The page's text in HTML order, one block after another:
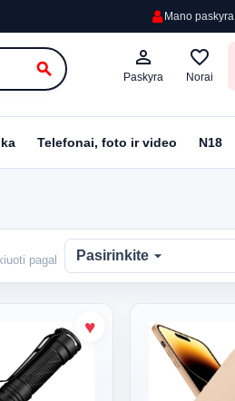
Mano paskyra
search
person_outline
Paskyra
favorite_border
Norai
Telefonai, foto ir video N18
pagal Pasirinkite arrow_drop_down